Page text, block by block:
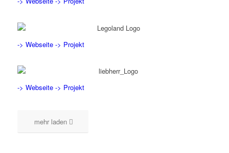
-> Webseite -> Projekt
-> Webseite -> Projekt
mehr laden